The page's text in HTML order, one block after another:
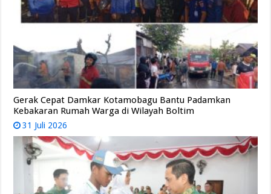
Gerak Cepat Damkar Kotamobagu Bantu Padamkan
Kebakaran Rumah Warga di Wilayah Boltim
31 Juli 2026